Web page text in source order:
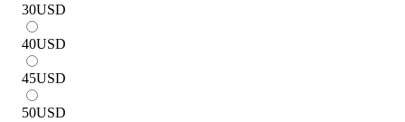
30USD
40USD
45USD
50USD